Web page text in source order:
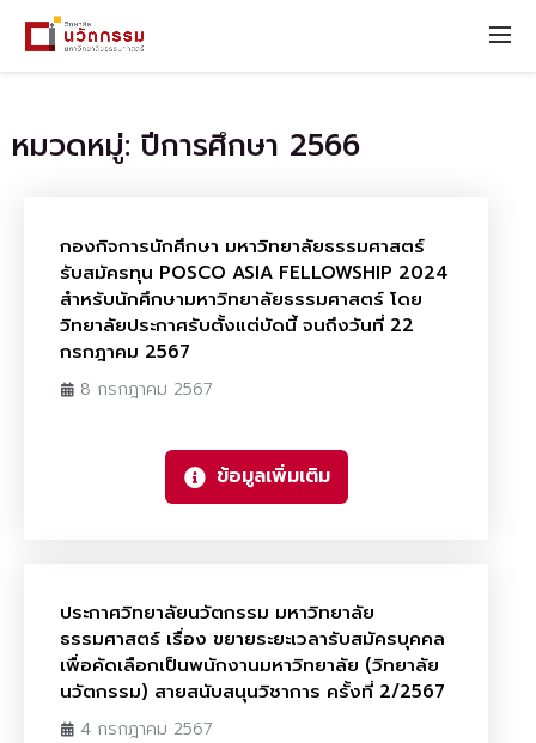
หมวดหมู่: ปีการศึกษา 2566
กองกิจการนักศึกษา มหาวิทยาลัยธรรมศาสตร์
รับสมัครทุน POSCO ASIA FELLOWSHIP 2024
สำหรับนักศึกษามหาวิทยาลัยธรรมศาสตร์ โดย
วิทยาลัยประกาศรับตั้งแต่บัดนี้ จนถึงวันที่ 22
กรกฎาคม 2567
8 กรกฎาคม 2567
ข้อมูลเพิ่มเติม
ประกาศวิทยาลัยนวัตกรรม มหาวิทยาลัย
ธรรมศาสตร์ เรื่อง ขยายระยะเวลารับสมัครบุคคล
เพื่อคัดเลือกเป็นพนักงานมหาวิทยาลัย (วิทยาลัย
นวัตกรรม) สายสนับสนุนวิชาการ ครั้งที่ 2/2567
4 กรกฎาคม 2567